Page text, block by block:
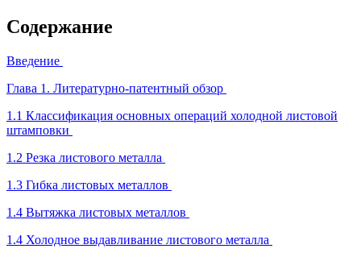
Содержание
Введение
Глава 1. Литературно-патентный обзор
1.1 Классификация основных операций холодной листовой
штамповки
1.2 Резка листового металла
1.3 Гибка листовых металлов
1.4 Вытяжка листовых металлов
1.4 Холодное выдавливание листового металла